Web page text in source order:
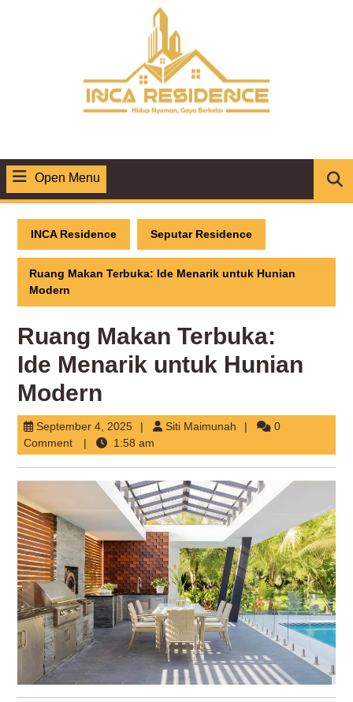
Open Menu
Menu
INCA Residence Seputar Residence
Ruang Makan Terbuka: Ide Menarik untuk Hunian
Modern
Ruang Makan Terbuka:
Ide Menarik untuk Hunian
Modern
September 4, 2025September
4,
2025
Siti Maimunah Siti
0
Comment
1:58 am